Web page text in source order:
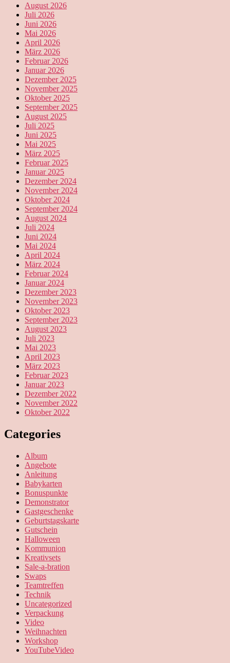
August 2026
Juli 2026
Juni 2026
Mai 2026
April 2026
März 2026
Februar 2026
Januar 2026
Dezember 2025
November 2025
Oktober 2025
September 2025
August 2025
Juli 2025
Juni 2025
Mai 2025
März 2025
Februar 2025
Januar 2025
Dezember 2024
November 2024
Oktober 2024
September 2024
August 2024
Juli 2024
Juni 2024
Mai 2024
April 2024
März 2024
Februar 2024
Januar 2024
Dezember 2023
November 2023
Oktober 2023
September 2023
August 2023
Juli 2023
Mai 2023
April 2023
März 2023
Februar 2023
Januar 2023
Dezember 2022
November 2022
Oktober 2022
Categories
Album
Angebote
Anleitung
Babykarten
Bonuspunkte
Demonstrator
Gastgeschenke
Geburtstagskarte
Gutschein
Halloween
Kommunion
Kreativsets
Sale-a-bration
Swaps
Teamtreffen
Technik
Uncategorized
Verpackung
Video
Weihnachten
Workshop
YouTubeVideo